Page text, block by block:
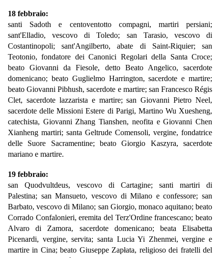
18 febbraio:
santi Sadoth e centoventotto compagni, martiri persiani;
sant'Elladio, vescovo di Toledo; san Tarasio, vescovo di
Costantinopoli; sant'Angilberto, abate di Saint-Riquier; san
Teotonio, fondatore dei Canonici Regolari della Santa Croce;
beato Giovanni da Fiesole, detto Beato Angelico, sacerdote
domenicano; beato Guglielmo Harrington, sacerdote e martire;
beato Giovanni Pibhush, sacerdote e martire; san Francesco Régis
Clet, sacerdote lazzarista e martire; san Giovanni Pietro Neel,
sacerdote delle Missioni Estere di Parigi, Martino Wu Xuesheng,
catechista, Giovanni Zhang Tianshen, neofita e Giovanni Chen
Xianheng martiri; santa Geltrude Comensoli, vergine, fondatrice
delle Suore Sacramentine; beato Giorgio Kaszyra, sacerdote
mariano e martire.
19 febbraio:
san Quodvultdeus, vescovo di Cartagine; santi martiri di
Palestina; san Mansueto, vescovo di Milano e confessore; san
Barbato, vescovo di Milano; san Giorgio, monaco aquitano; beato
Corrado Confalonieri, eremita del Terz'Ordine francescano; beato
Alvaro di Zamora, sacerdote domenicano; beata Elisabetta
Picenardi, vergine, servita; santa Lucia Yi Zhenmei, vergine e
martire in Cina; beato Giuseppe Zapłata, religioso dei fratelli del